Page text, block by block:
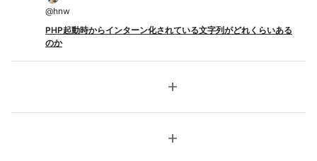
@hnw
PHP起動時からインターン化されている文字列がどれくらいある
のか
add
add